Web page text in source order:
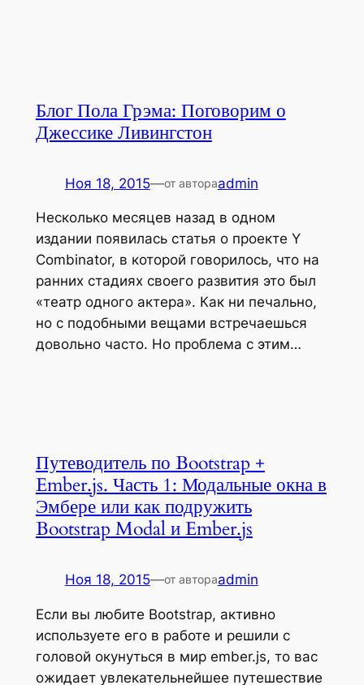
Блог Пола Грэма: Поговорим о
Джессике Ливингстон
Ноя 18, 2015—от автораadmin
Несколько месяцев назад в одном
издании появилась статья о проекте Y
Combinator, в которой говорилось, что на
ранних стадиях своего развития это был
«театр одного актера». Как ни печально,
но с подобными вещами встречаешься
довольно часто. Но проблема с этим…
Путеводитель по Bootstrap +
Ember.js. Часть 1: Модальные окна в
Эмбере или как подружить
Bootstrap Modal и Ember.js
Ноя 18, 2015—от автораadmin
Если вы любите Bootstrap, активно
используете его в работе и решили с
головой окунуться в мир ember.js, то вас
ожидает увлекательнейшее путешествие